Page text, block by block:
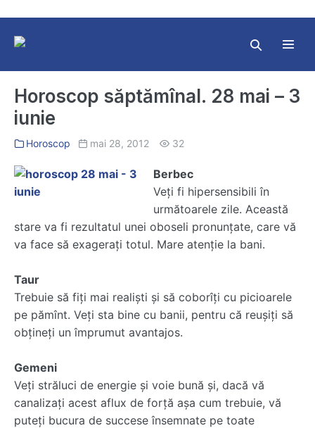
content
Search
Horoscop săptămînal. 28 mai – 3
iunie
Horoscop mai 28, 2012 32
Berbec
Veţi fi hipersensibili în
următoarele zile. Această
stare va fi rezultatul unei oboseli pronunţate, care vă
va face să exageraţi totul. Mare atenţie la bani.
Taur
Trebuie să fiţi mai realişti şi să coborîţi cu picioarele
pe pămînt. Veţi sta bine cu banii, pentru că reuşiţi să
obţineţi un împrumut avantajos.
Gemeni
Veţi străluci de energie şi voie bună şi, dacă vă
canalizaţi acest aflux de forţă aşa cum trebuie, vă
puteţi bucura de succese însemnate pe toate